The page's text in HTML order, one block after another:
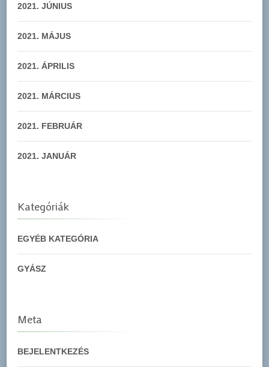
2021. JÚNIUS
2021. MÁJUS
2021. ÁPRILIS
2021. MÁRCIUS
2021. FEBRUÁR
2021. JANUÁR
Kategóriák
EGYÉB KATEGÓRIA
GYÁSZ
Meta
BEJELENTKEZÉS